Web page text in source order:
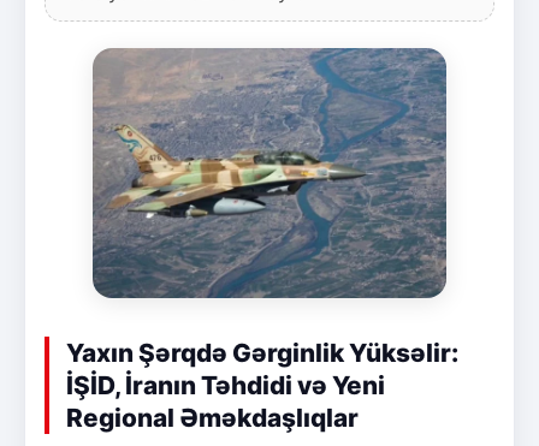
Yaxın Şərqdə Gərginlik Yüksəlir:
İŞİD, İranın Təhdidi və Yeni
Regional Əməkdaşlıqlar